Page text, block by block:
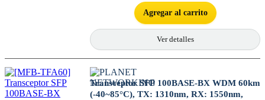
Agregar al carrito
Ver detalles
Transceptor SFP 100BASE-BX WDM 60km
(-40~85°C), TX: 1310nm, RX: 1550nm,